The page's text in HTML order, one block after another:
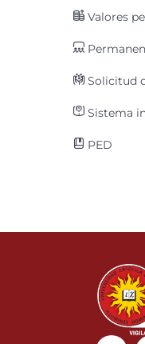
Valores
Solicitud
Sistema
PED